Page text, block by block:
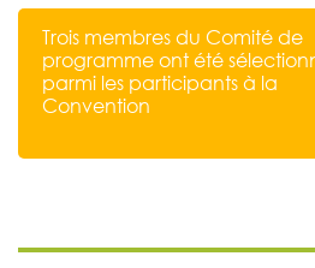
Trois membres du Comité de
programme ont été
parmi les participants à la
Convention